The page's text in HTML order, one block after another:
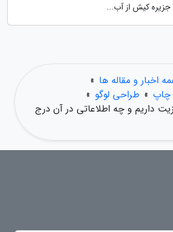
کیش از آب...
اخبار و مقاله ها »
چاپ » طراحی لوگو »
داریم و چه اطلاعاتی در آن درج